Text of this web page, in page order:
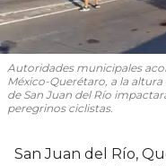
Autoridades municipales
México-Querétaro, a la
de San Juan del Río
peregrinos ciclistas.
San Juan del Río,